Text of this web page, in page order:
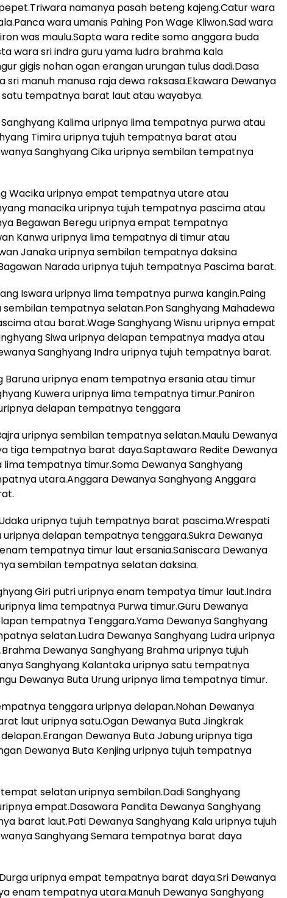
namanya pasah beteng kajeng.Catur wara
wara umanis Pahing Pon Wage Kliwon.Sad wara
was maulu.Sapta wara redite somo anggara buda
wara sri indra guru yama ludra brahma kala
gigis nohan ogan erangan urungan tulus dadi.Dasa
sri manuh manusa raja dewa raksasa.Ekawara Dewanya
tempatnya barat laut atau wayabya.
Kalima uripnya lima tempatnya purwa atau
Timira uripnya tujuh tempatnya barat atau
Sanghyang Cika uripnya sembilan tempatnya
Wacika uripnya empat tempatnya utare atau
manacika uripnya tujuh tempatnya pascima atau
Begawan Beregu uripnya empat tempatnya
Kanwa uripnya lima tempatnya di timur atau
Janaka uripnya sembilan tempatnya daksina
Narada uripnya tujuh tempatnya Pascima barat.
Iswara uripnya lima tempatnya purwa kangin.Paing
tempatnya selatan.Pon Sanghyang Mahadewa
atau barat.Wage Sanghyang Wisnu uripnya empat
Siwa uripnya delapan tempatnya madya atau
Sanghyang Indra uripnya tujuh tempatnya barat.
Baruna uripnya enam tempatnya ersania atau timur
Kuwera uripnya lima tempatnya timur.Paniron
delapan tempatnya tenggara
uripnya sembilan tempatnya selatan.Maulu Dewanya
tiga tempatnya barat daya.Saptawara Redite Dewanya
lima tempatnya timur.Soma Dewanya Sanghyang
utara.Anggara Dewanya Sanghyang Anggara
uripnya tujuh tempatnya barat pascima.Wrespati
uripnya delapan tempatnya tenggara.Sukra Dewanya
tempatnya timur laut ersania.Saniscara Dewanya
sembilan tempatnya selatan daksina.
Giri putri uripnya enam tempatya timur laut.Indra
lima tempatnya Purwa timur.Guru Dewanya
tempatnya Tenggara.Yama Dewanya Sanghyang
selatan.Ludra Dewanya Sanghyang Ludra uripnya
Dewanya Sanghyang Brahma uripnya tujuh
Sanghyang Kalantaka uripnya satu tempatnya
Dewanya Buta Urung uripnya lima tempatnya timur.
tenggara uripnya delapan.Nohan Dewanya
laut uripnya satu.Ogan Dewanya Buta Jingkrak
Dewanya Buta Jabung uripnya tiga
Dewanya Buta Kenjing uripnya tujuh tempatnya
selatan uripnya sembilan.Dadi Sanghyang
empat.Dasawara Pandita Dewanya Sanghyang
barat laut.Pati Dewanya Sanghyang Kala uripnya tujuh
Sanghyang Semara tempatnya barat daya
uripnya empat tempatnya barat daya.Sri Dewanya
enam tempatnya utara.Manuh Dewanya Sanghyang